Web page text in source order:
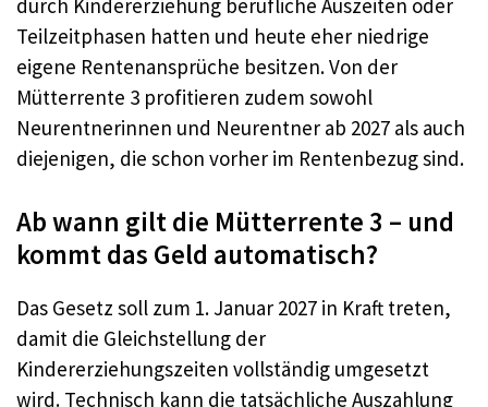
durch Kindererziehung berufliche Auszeiten oder
Teilzeitphasen hatten und heute eher niedrige
eigene Rentenansprüche besitzen. Von der
Mütterrente 3 profitieren zudem sowohl
Neurentnerinnen und Neurentner ab 2027 als auch
diejenigen, die schon vorher im Rentenbezug sind.
Ab wann gilt die Mütterrente 3 – und
kommt das Geld automatisch?
Das Gesetz soll zum 1. Januar 2027 in Kraft treten,
damit die Gleichstellung der
Kindererziehungszeiten vollständig umgesetzt
wird. Technisch kann die tatsächliche Auszahlung